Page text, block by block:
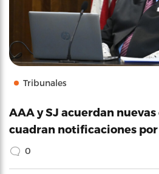
Tribunales
AAA y SJ acuerdan
cuadran notificaciones
0